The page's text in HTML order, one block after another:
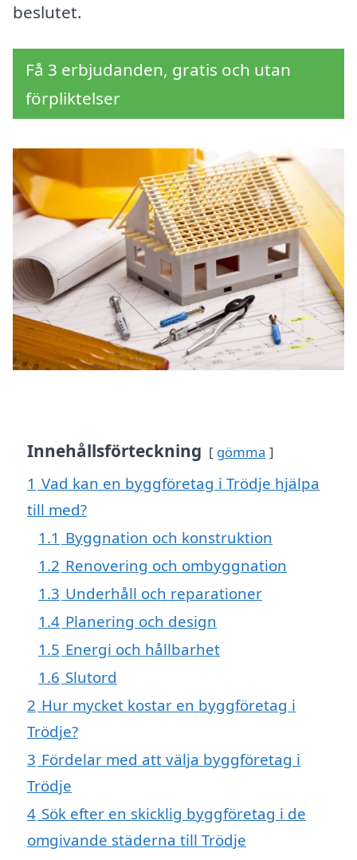
beslutet.
Få 3 erbjudanden, gratis och utan
förpliktelser
Innehållsförteckning gömma
1 Vad kan en byggföretag i Trödje hjälpa
till med?
1.1 Byggnation och konstruktion
1.2 Renovering och ombyggnation
1.3 Underhåll och reparationer
1.4 Planering och design
1.5 Energi och hållbarhet
1.6 Slutord
2 Hur mycket kostar en byggföretag i
Trödje?
3 Fördelar med att välja byggföretag i
Trödje
4 Sök efter en skicklig byggföretag i de
omgivande städerna till Trödje